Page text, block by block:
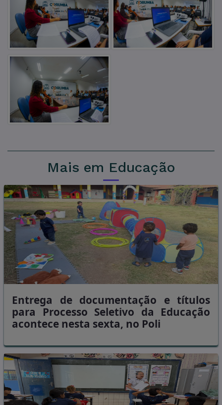
Mais em Educação
Entrega de documentação e títulos
para Processo Seletivo da Educação
acontece nesta sexta, no Poli